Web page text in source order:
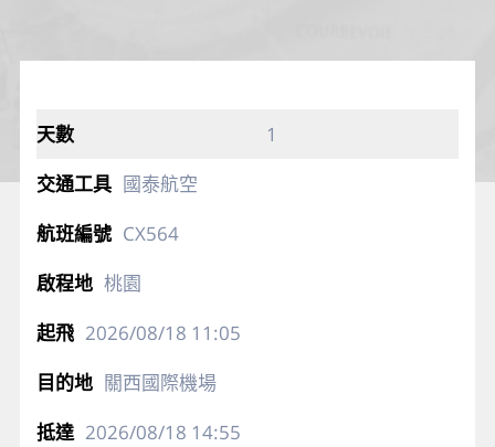
1
國泰航空
CX564
桃園
2026/08/18 11:05
關西國際機場
2026/08/18 14:55